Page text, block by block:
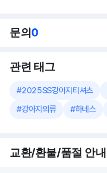
문의0
관련 태그
#2025SS강아지티셔츠
#강아지의류 #하네스
교환/환불/품절 안내